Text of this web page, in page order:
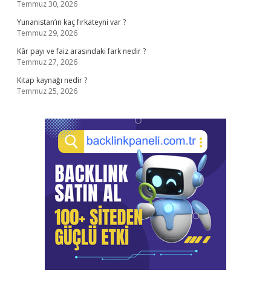
Temmuz 30, 2026
Yunanistan’ın kaç fırkateyni var ?
Temmuz 29, 2026
Kâr payı ve faiz arasındaki fark nedir ?
Temmuz 27, 2026
Kitap kaynağı nedir ?
Temmuz 25, 2026